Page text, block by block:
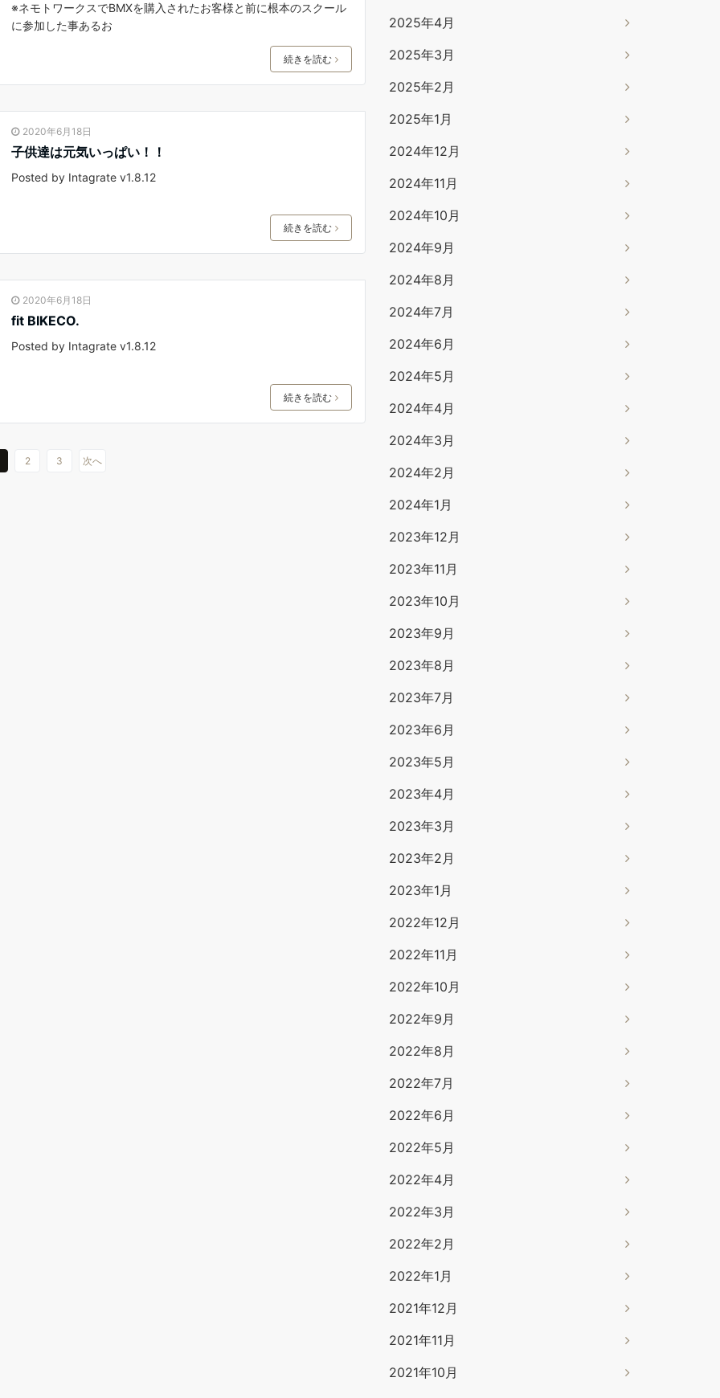
※ネモトワークスでBMXを購入されたお客様と前に根本のスクール
に参加した事あるお
続きを読む
2020年6月18日
子供達は元気いっぱい！！
Posted by Intagrate v1.8.12
続きを読む
2020年6月18日
fit BIKECO.
Posted by Intagrate v1.8.12
続きを読む
2 3 次へ
2025年4月
2025年3月
2025年2月
2025年1月
2024年12月
2024年11月
2024年10月
2024年9月
2024年8月
2024年7月
2024年6月
2024年5月
2024年4月
2024年3月
2024年2月
2024年1月
2023年12月
2023年11月
2023年10月
2023年9月
2023年8月
2023年7月
2023年6月
2023年5月
2023年4月
2023年3月
2023年2月
2023年1月
2022年12月
2022年11月
2022年10月
2022年9月
2022年8月
2022年7月
2022年6月
2022年5月
2022年4月
2022年3月
2022年2月
2022年1月
2021年12月
2021年11月
2021年10月